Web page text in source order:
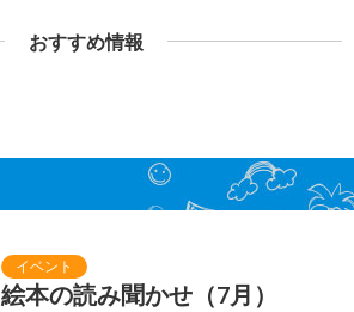
おすすめ情報
絵本の読み聞かせ（7月）